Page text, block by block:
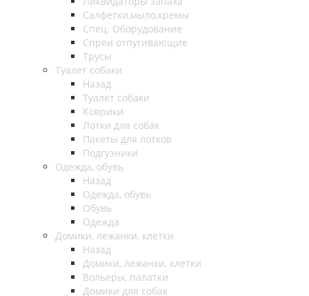
Салфетки,мыло,кремы
Спец. Оборудование
Спреи отпугивающие
Трусы
Туалет собаки
Назад
Туалет собаки
Коврики
Лотки для собак
Пакеты для лотков
Подгузники
Одежда, обувь
Назад
Одежда, обувь
Обувь
Одежда
Домики, лежанки, клетки
Назад
Домики, лежанки, клетки
Вольеры, палатки
Домики для собак